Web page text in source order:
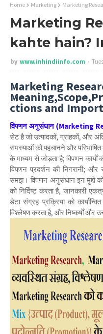
Home Marketing Marketing
Marketing
kahte hain?
by www.inhindiinfo.com
Marketing
ctions and
विपणन अनुसंधान (Marketing
सेट है जो उत्पादकों, ग्राहकों, और
समस्याओं को पहचानने और
के माध्यम से जोड़ता है; विपणन
विपणन प्रदर्शन की निगरानी;
समझ। विपणन अनुसंधान इन मुद्दों
को निर्दिष्ट करता है, जानकारी
डेटा संग्रह प्रक्रिया को
विश्लेषण करता है, और निष्कर्षों और